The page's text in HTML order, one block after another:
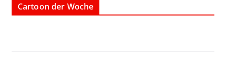
Cartoon der Woche